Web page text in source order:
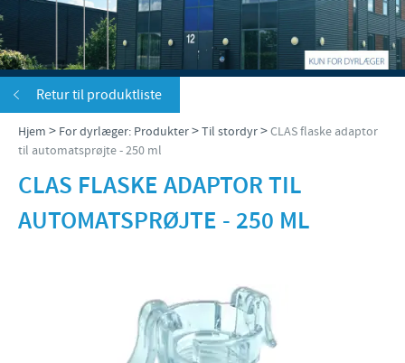
Socialt ansvar
Ceva Nordic
FOR DYRLÆGER: PRODUKTER
Til kæledyr
Til stordyr
VÆLG DYREART
Kæledyr
Gris
Kvæg
NYHEDER & EVENTS
Nyheder
TIL FORHANDLERE
Ledelsen Ceva Nordic
Fjerkræ, fagspecialister
Retur til produktliste
Hjem > For dyrlæger: Produkter>Til stordyr>CLAS flaske adaptor
til automatsprøjte - 250 ml
CLAS FLASKE ADAPTOR TIL
AUTOMATSPRØJTE - 250 ML